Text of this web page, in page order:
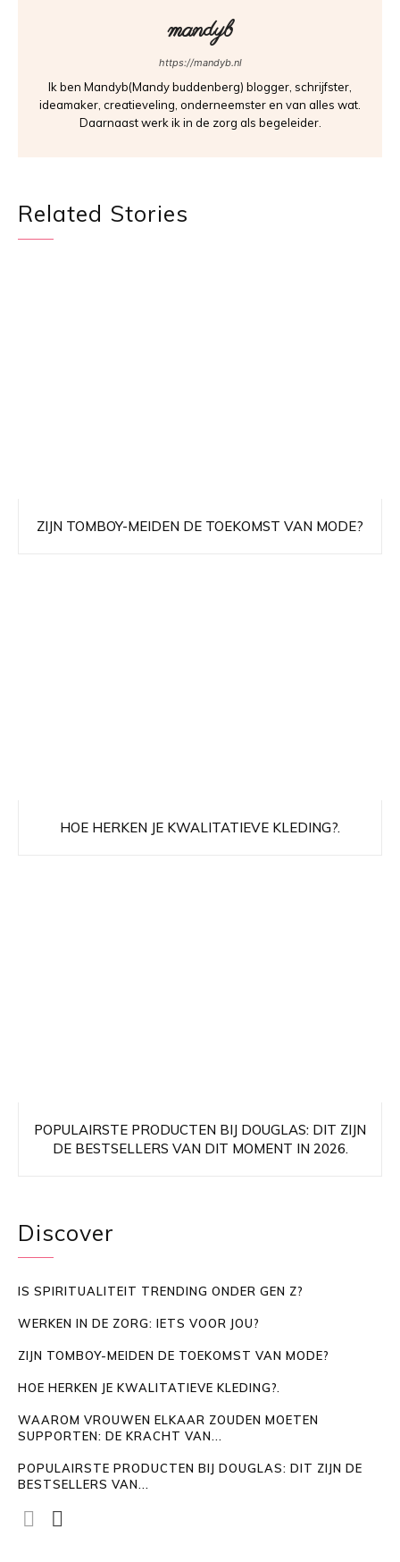
mandyb
https://mandyb.nl
Ik ben Mandyb(Mandy buddenberg) blogger, schrijfster,
ideamaker, creatieveling, onderneemster en van alles wat.
Daarnaast werk ik in de zorg als begeleider.
Related Stories
ZIJN TOMBOY-MEIDEN DE TOEKOMST VAN MODE?
HOE HERKEN JE KWALITATIEVE KLEDING?.
POPULAIRSTE PRODUCTEN BIJ DOUGLAS: DIT ZIJN
DE BESTSELLERS VAN DIT MOMENT IN 2026.
Discover
IS SPIRITUALITEIT TRENDING ONDER GEN Z?
WERKEN IN DE ZORG: IETS VOOR JOU?
ZIJN TOMBOY-MEIDEN DE TOEKOMST VAN MODE?
HOE HERKEN JE KWALITATIEVE KLEDING?.
WAAROM VROUWEN ELKAAR ZOUDEN MOETEN
SUPPORTEN: DE KRACHT VAN...
POPULAIRSTE PRODUCTEN BIJ DOUGLAS: DIT ZIJN DE
BESTSELLERS VAN...